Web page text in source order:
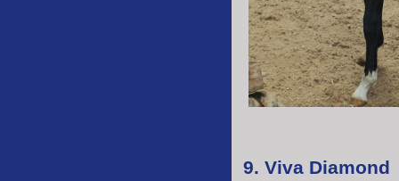
9. Viva Diamond